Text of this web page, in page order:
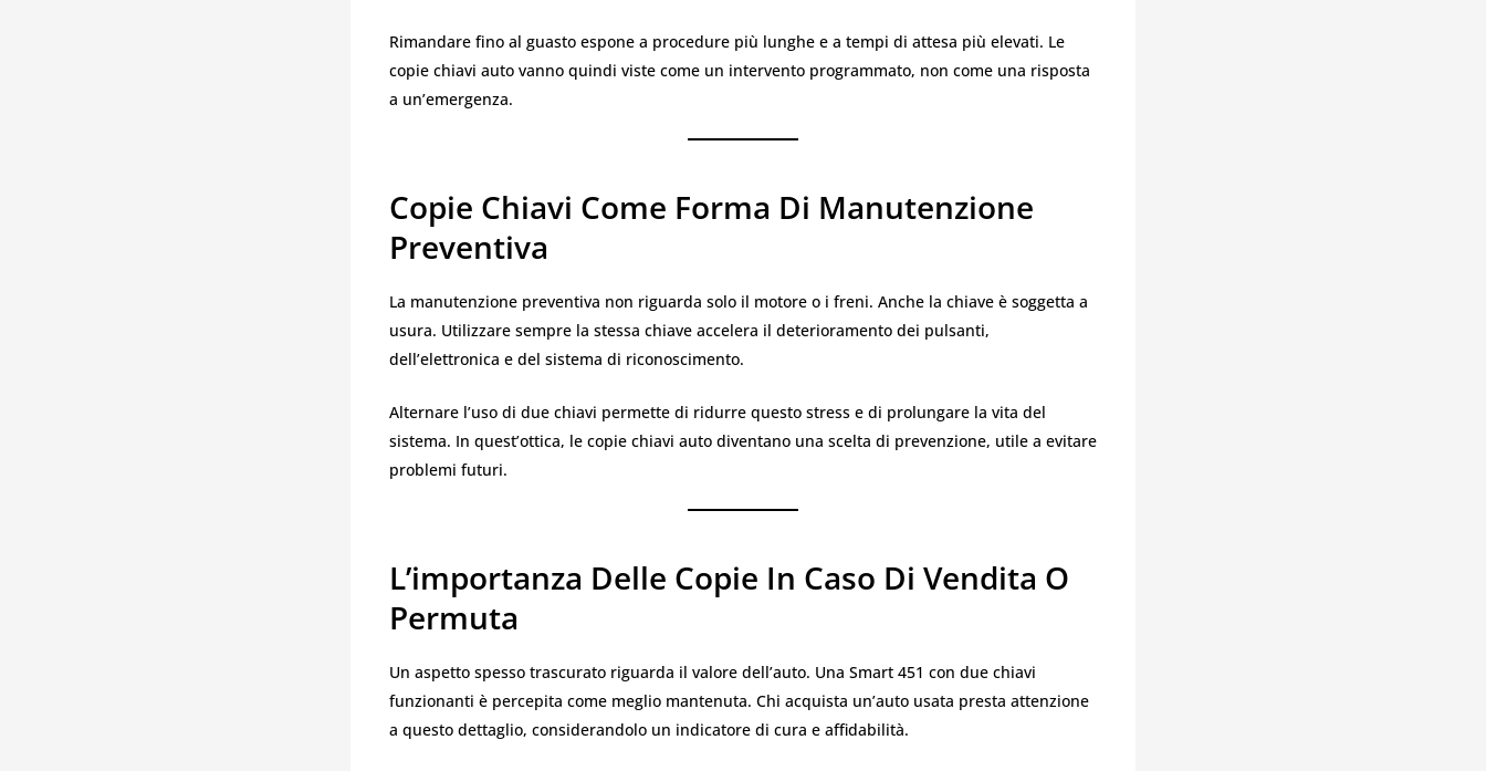
Rimandare fino al guasto espone a procedure più lunghe e a tempi di attesa più elevati. Le
copie chiavi auto vanno quindi viste come un intervento programmato, non come una risposta
a un’emergenza.
Copie Chiavi Come Forma Di Manutenzione
Preventiva
La manutenzione preventiva non riguarda solo il motore o i freni. Anche la chiave è soggetta a
usura. Utilizzare sempre la stessa chiave accelera il deterioramento dei pulsanti,
dell’elettronica e del sistema di riconoscimento.
Alternare l’uso di due chiavi permette di ridurre questo stress e di prolungare la vita del
sistema. In quest’ottica, le copie chiavi auto diventano una scelta di prevenzione, utile a evitare
problemi futuri.
L’importanza Delle Copie In Caso Di Vendita O
Permuta
Un aspetto spesso trascurato riguarda il valore dell’auto. Una Smart 451 con due chiavi
funzionanti è percepita come meglio mantenuta. Chi acquista un’auto usata presta attenzione
a questo dettaglio, considerandolo un indicatore di cura e affidabilità.